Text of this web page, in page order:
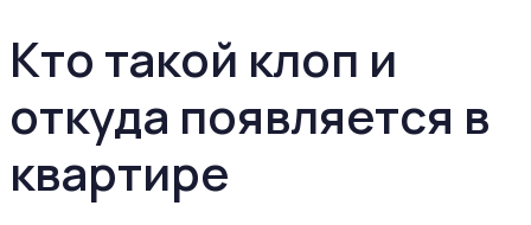
Кто такой клоп и
откуда появляется в
квартире